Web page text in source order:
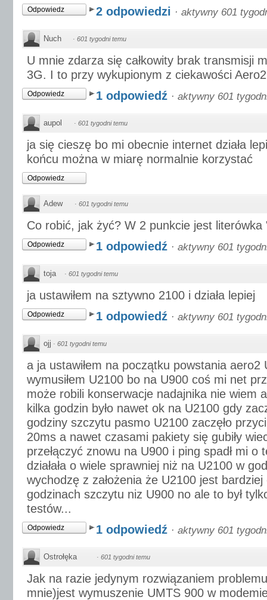
Odpowiedz 2 odpowiedzi · aktywny 601
Nuch · 601 tygodni temu
U mnie zdarza się całkowity brak transmisji
3G. I to przy wykupionym z ciekawości
Odpowiedz 1 odpowiedź · aktywny 601
aupol · 601 tygodni temu
ja się cieszę bo mi obecnie internet działa
końcu można w miarę normalnie korzystać
Odpowiedz
Adew · 601 tygodni temu
Co robić, jak żyć? W 2 punkcie jest literówka
Odpowiedz 1 odpowiedź · aktywny 601
toja · 601 tygodni temu
ja ustawiłem na sztywno 2100 i działa lepiej
Odpowiedz 1 odpowiedź · aktywny 601
ojj · 601 tygodni temu
a ja ustawiłem na początku powstania aero2
wymusiłem U2100 bo na U900 coś mi net
może robili konserwacje nadajnika nie wiem
kilka godzin było nawet ok na U2100 gdy
godziny szczytu pasmo U2100 zaczęło
20ms a nawet czasami pakiety się gubiły
przełączyć znowu na U900 i ping spadł mi o
działała o wiele sprawniej niż na U2100 w
wychodzę z założenia że U2100 jest
godzinach szczytu niz U900 no ale to był
testów...
Odpowiedz 1 odpowiedź · aktywny 601
Ostrołęka · 601 tygodni temu
Jak na razie jedynym rozwiązaniem
mnie)jest wymuszenie UMTS 900 w